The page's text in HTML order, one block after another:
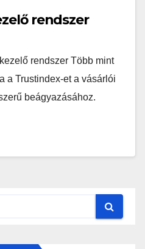
rendszer
rendszer Több mint
a Trustindex-et a vásárlói
beágyazásához.